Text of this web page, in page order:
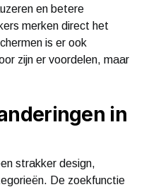
en betere
merken direct het
is er ook
zijn er voordelen, maar
in
strakker design,
De zoekfunctie